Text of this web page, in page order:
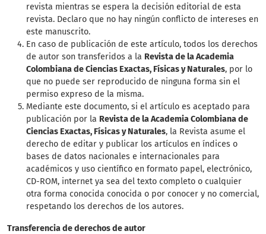
revista mientras se espera la decisión editorial de esta
revista. Declaro que no hay ningún conflicto de intereses en
este manuscrito.
En caso de publicación de este artículo, todos los derechos
de autor son transferidos a la Revista de la Academia
Colombiana de Ciencias Exactas, Físicas y Naturales, por lo
que no puede ser reproducido de ninguna forma sin el
permiso expreso de la misma.
Mediante este documento, si el artículo es aceptado para
publicación por la Revista de la Academia Colombiana de
Ciencias Exactas, Físicas y Naturales, la Revista asume el
derecho de editar y publicar los artículos en índices o
bases de datos nacionales e internacionales para
académicos y uso científico en formato papel, electrónico,
CD-ROM, internet ya sea del texto completo o cualquier
otra forma conocida conocida o por conocer y no comercial,
respetando los derechos de los autores.
Transferencia de derechos de autor